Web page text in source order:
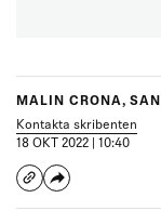
MALIN CRONA,
Kontakta skribenten
18 OKT 2022 | 10:40